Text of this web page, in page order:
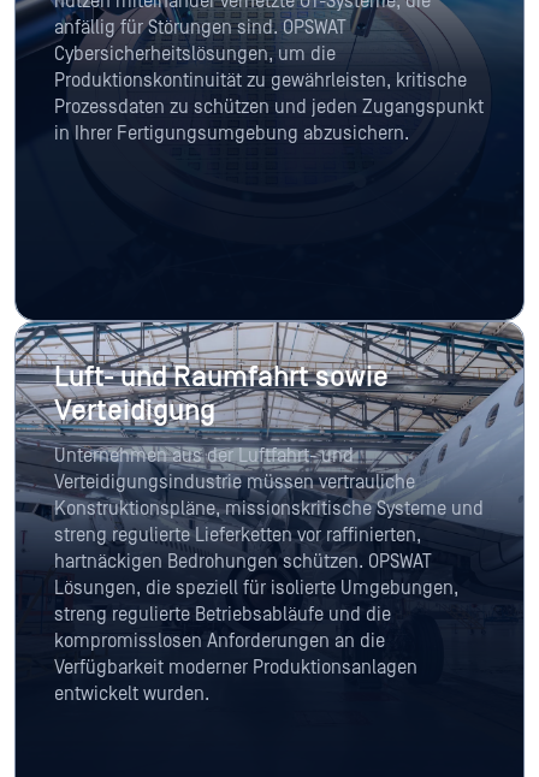
anfällig für Störungen sind. OPSWAT
Cybersicherheitslösungen, um die
Produktionskontinuität zu gewährleisten, kritische
Prozessdaten zu schützen und jeden Zugangspunkt
in Ihrer Fertigungsumgebung abzusichern.
Luft- und Raumfahrt sowie
Verteidigung
Unternehmen aus der Luftfahrt- und
Verteidigungsindustrie müssen vertrauliche
Konstruktionspläne, missionskritische Systeme und
streng regulierte Lieferketten vor raffinierten,
hartnäckigen Bedrohungen schützen. OPSWAT
Lösungen, die speziell für isolierte Umgebungen,
streng regulierte Betriebsabläufe und die
kompromisslosen Anforderungen an die
Verfügbarkeit moderner Produktionsanlagen
entwickelt wurden.